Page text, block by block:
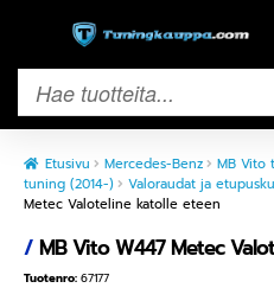
Etusivu Mercedes-Benz MB Vito
tuning (2014-)
Valoraudat ja
Metec Valoteline katolle eteen
/MB Vito W447 Metec
Tuotenro: 67177